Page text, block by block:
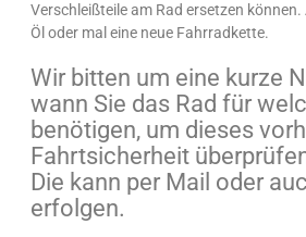
Verschleißteile am Rad ersetzen
Öl oder mal eine neue Fahrradkette.
Wir bitten um eine kurze
wann Sie das Rad für
benötigen, um dieses
Fahrtsicherheit
Die kann per Mail oder
erfolgen.